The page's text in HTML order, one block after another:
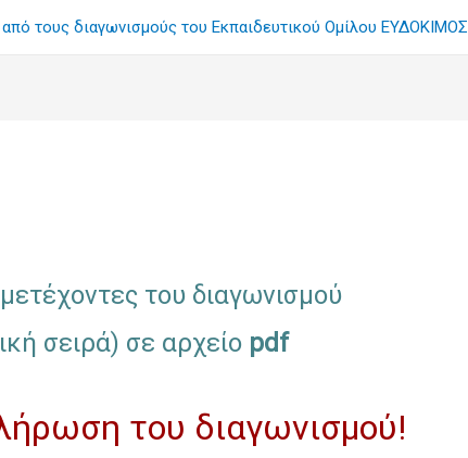
τους διαγωνισμούς του Εκπαιδευτικού Ομίλου ΕΥΔΟΚΙΜΟΣ
του διαγωνισμού
σειρά) σε αρχείο pdf
του διαγωνισμού!